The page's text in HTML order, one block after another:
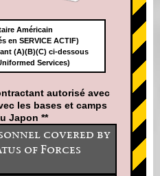
Américain
en SERVICE ACTIF)
(A)(B)(C) ci-dessous
Services)
autorisé avec
les bases et camps
Japon **
covered by
of Forces